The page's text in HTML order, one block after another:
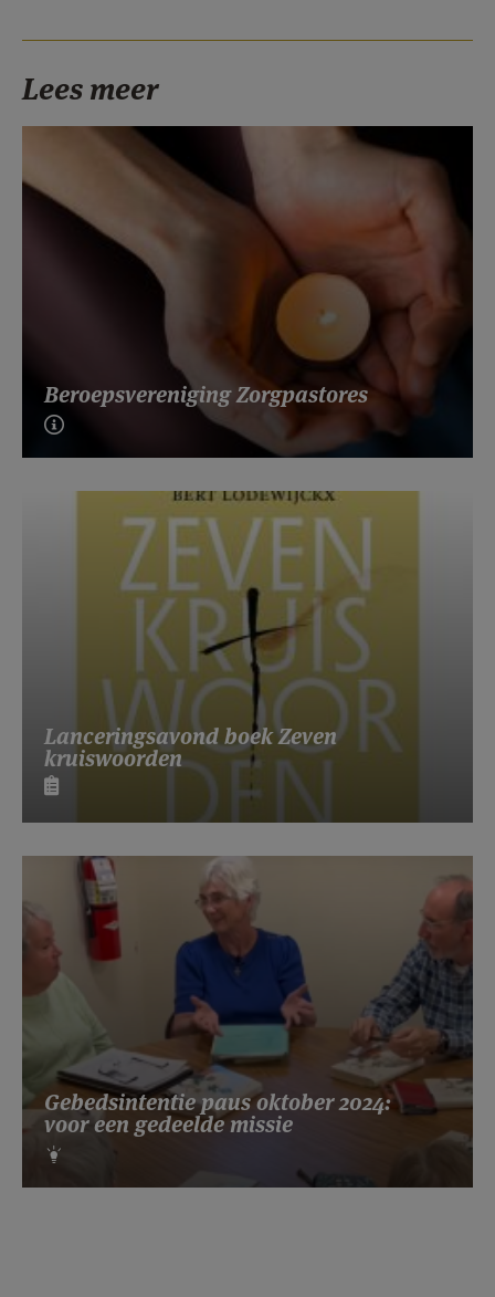
Lees meer
Beroepsvereniging Zorgpastores
Lanceringsavond boek Zeven
kruiswoorden
Gebedsintentie paus oktober 2024:
voor een gedeelde missie